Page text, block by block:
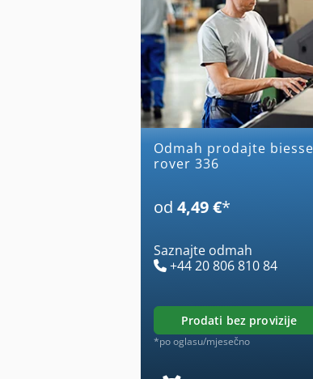
Odmah prodajte biesse
rover 336
od 4,49 €*
Saznajte odmah
+44 20 806 810 84
prodati bez provizije
*po oglasu/mjesečno